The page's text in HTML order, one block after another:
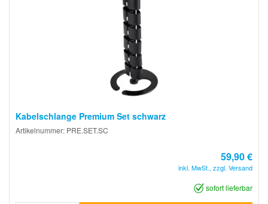
Kabelschlange Premium Set schwarz
Artikelnummer: PRE.SET.SC
59,90 €
inkl. MwSt., zzgl. Versand
sofort lieferbar